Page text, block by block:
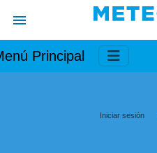
Principal
Iniciar sesión